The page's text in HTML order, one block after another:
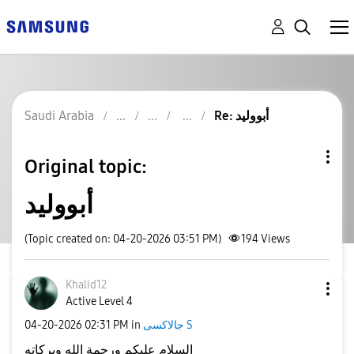
Saudi Arabia Re: أبووليد
Original topic:
أبووليد
(Topic created on: 04-20-2026 03:51 PM) 194Views
Khalid12
Active Level 4
‎04-20-2026 02:31 PM in جالاكسى S